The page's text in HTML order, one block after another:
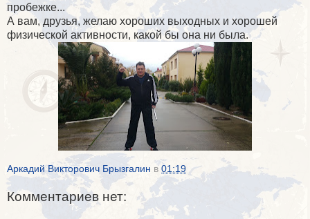
пробежке...
А вам, друзья, желаю хороших выходных и хорошей
физической активности, какой бы она ни была.
Аркадий Викторович Брызгалин в 01:19
Комментариев нет: